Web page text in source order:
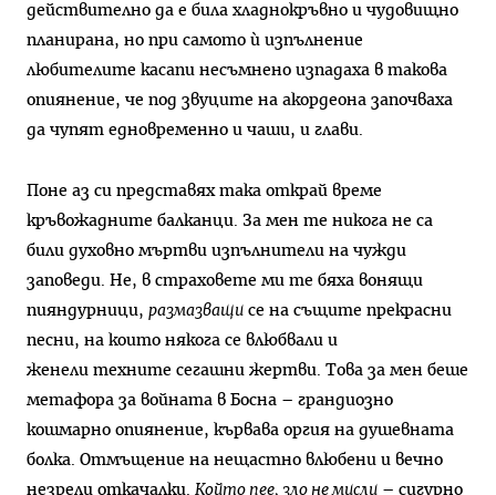
действително да е била хладнокръвно и чудовищно
планирана, но при самото ѝ изпълнение
любителите касапи несъмнено изпадаха в такова
опиянение, че под звуците на акордеона започваха
да чупят едновременно и чаши, и глави.
Поне аз си представях така открай време
кръвожадните балканци. За мен те никога не са
били духовно мъртви изпълнители на чужди
заповеди. Не, в страховете ми те бяха вонящи
пияндурници, размазващи се на същите прекрасни
песни, на които някога се влюбвали и
женели техните сегашни жертви. Това за мен беше
метафора за войната в Босна – грандиозно
кошмарно опиянение, кървава оргия на душевната
болка. Отмъщение на нещастно влюбени и вечно
незрели откачалки. Който пее, зло не мисли – сигурно